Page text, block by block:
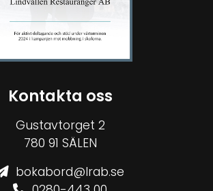
Kontakta oss
Gustavtorget 2
780 91 SÄLEN
bokabord@lrab.se